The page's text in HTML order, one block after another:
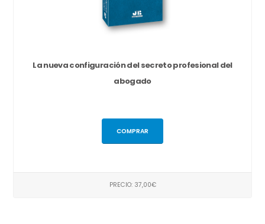
La nueva configuración del secreto profesional del
abogado
COMPRAR
PRECIO: 37,00€